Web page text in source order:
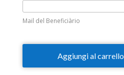
Mail del Beneficiàrio
Aggiungi al carrello